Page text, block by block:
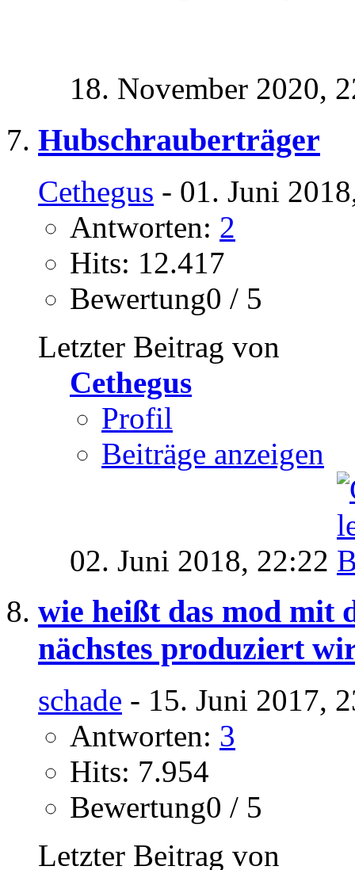
18. November 2020,
Hubschrauberträger
Cethegus - 01. Juni
Antworten: 2
Hits: 12.417
Bewertung0 / 5
Letzter Beitrag von
Cethegus
Profil
Beiträge anzeigen
02. Juni 2018, 22:22
wie heißt das mod mit
nächstes produziert
schade - 15. Juni 2017,
Antworten: 3
Hits: 7.954
Bewertung0 / 5
Letzter Beitrag von